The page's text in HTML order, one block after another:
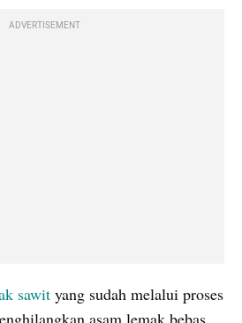
ADVERTISEMENT
sawit yang sudah melalui proses
asam lemak bebas